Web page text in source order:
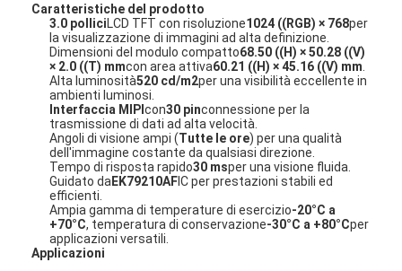
Caratteristiche del prodotto
3.0 polliciLCD TFT con risoluzione1024 ((RGB) × 768per
la visualizzazione di immagini ad alta definizione.
Dimensioni del modulo compatto68.50 ((H) × 50.28 ((V)
× 2.0 ((T) mmcon area attiva60.21 ((H) × 45.16 ((V) mm
Alta luminosità520 cd/m2per una visibilità eccellente in
ambienti luminosi.
Interfaccia MIPIcon30 pinconnessione per la
trasmissione di dati ad alta velocità.
Angoli di visione ampi (Tutte le ore) per una qualità
dell'immagine costante da qualsiasi direzione.
Tempo di risposta rapido30 msper una visione fluida.
Guidato da EK79210AFIC per prestazioni stabili ed
efficienti.
Ampia gamma di temperature di esercizio-20°C a
+70°C, temperatura di conservazione-30°C a +80°Cper
applicazioni versatili.
Applicazioni